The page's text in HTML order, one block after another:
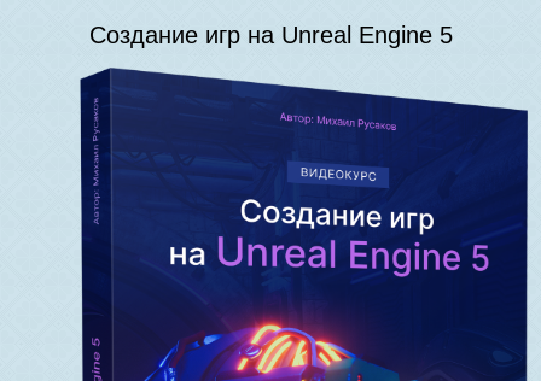
Создание игр на Unreal Engine 5